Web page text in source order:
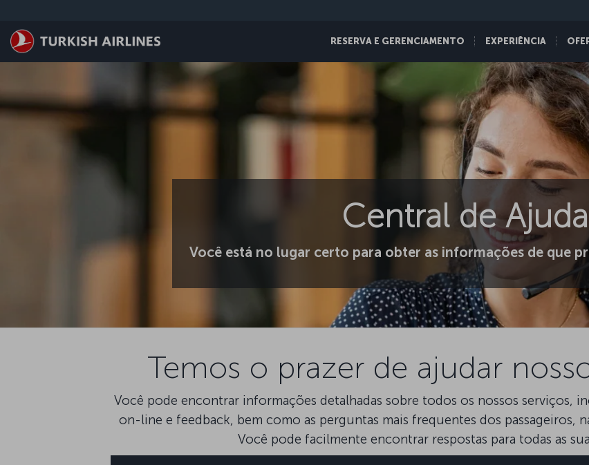
RESERVA E GERENCIAMENTO EXPERIÊNCIA
Central de Ajuda
Você está no lugar certo para obter as informações de que
Temos o prazer de ajudar
Você pode encontrar informações detalhadas sobre todos os nossos serviços,
on-line e feedback, bem como as perguntas mais frequentes dos passageiros,
Você pode facilmente encontrar respostas para todas as